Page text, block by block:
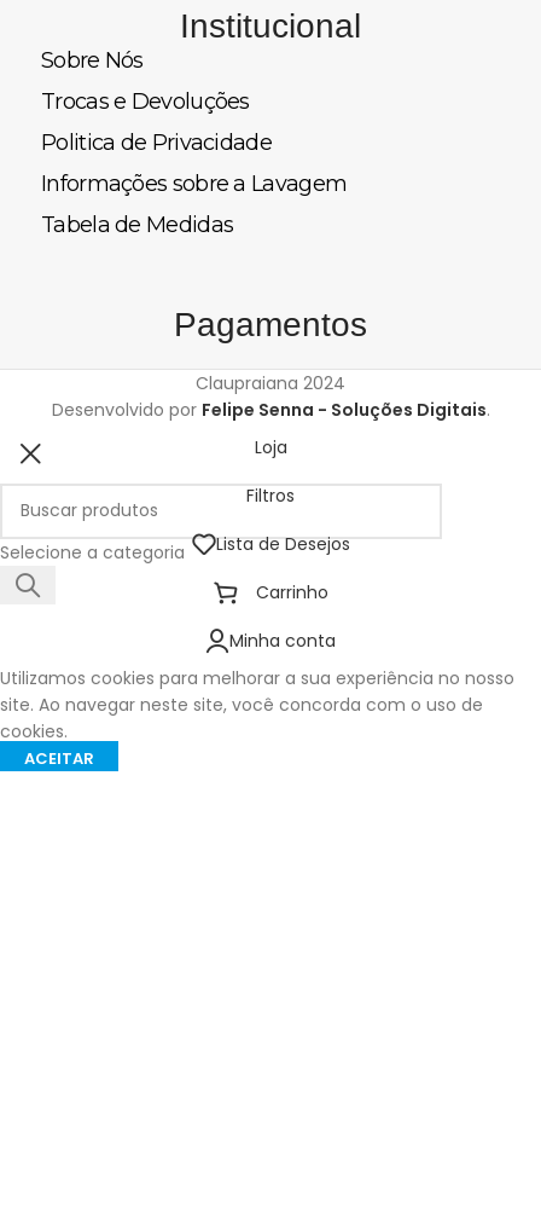
Institucional
Sobre Nós
Trocas e Devoluções
Politica de Privacidade
Informações sobre a Lavagem
Tabela de Medidas
Pagamentos
Claupraiana 2024
Desenvolvido por Felipe Senna - Soluções Digitais.
Selecione a categoria
Loja
Filtros
Lista de Desejos
Carrinho
Minha conta
Utilizamos cookies para melhorar a sua experiência no nosso
site. Ao navegar neste site, você concorda com o uso de
cookies.
ACEITAR